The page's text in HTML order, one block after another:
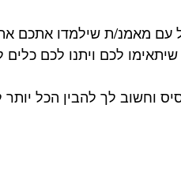
מאמנ/ת שילמדו אתכם את
שיתאימו לכם ויתנו לכם
וחשוב לך להבין הכל יותר